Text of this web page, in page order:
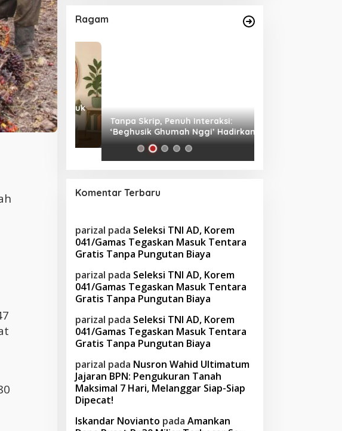
Ragam
Waktu untuk
Tanpa Skrip, Penuh Interaksi:
‘Beghusik Ghumah Nggi’ Hadirkan
Ruang Digital Seperti Rumah Sendiri
Komentar Terbaru
parizal pada Seleksi TNI AD, Korem
041/Gamas Tegaskan Masuk Tentara
Gratis Tanpa Pungutan Biaya
parizal pada Seleksi TNI AD, Korem
041/Gamas Tegaskan Masuk Tentara
Gratis Tanpa Pungutan Biaya
parizal pada Seleksi TNI AD, Korem
041/Gamas Tegaskan Masuk Tentara
Gratis Tanpa Pungutan Biaya
parizal pada Nusron Wahid Ultimatum
Jajaran BPN: Pengukuran Tanah
Maksimal 7 Hari, Melanggar Siap-Siap
Dipecat!
Iskandar Novianto pada Amankan